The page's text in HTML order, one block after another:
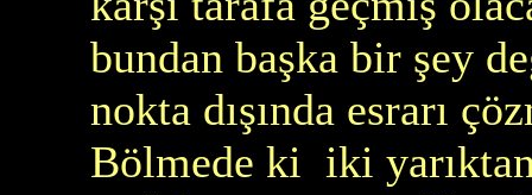
bundan başka bir şey
nokta dışında esrarı
Bölmede ki iki yarıktan